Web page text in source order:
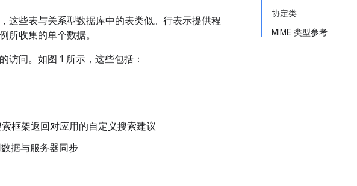
协定类
MIME 类型参考
这些表与关系型数据库中的表类似。行表示提供程
所收集的单个数据。
访问。如图 1 所示，这些包括：
索框架返回对应用的自定义搜索建议
数据与服务器同步